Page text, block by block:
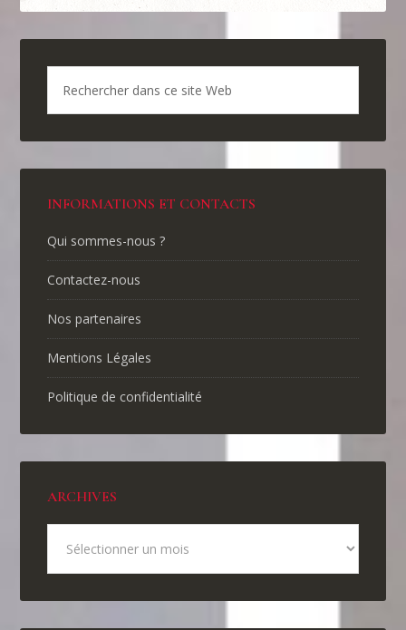
INFORMATIONS ET CONTACTS
Qui sommes-nous ?
Contactez-nous
Nos partenaires
Mentions Légales
Politique de confidentialité
ARCHIVES